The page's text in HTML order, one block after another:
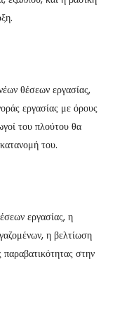
θέσεων εργασίας,
εργασίας με όρους
του πλούτου θα
του.
εργασίας, η
η βελτίωση
στην